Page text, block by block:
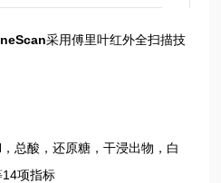
采用傅里叶红外全扫描技
总酸，还原糖，干浸出物，白
项指标